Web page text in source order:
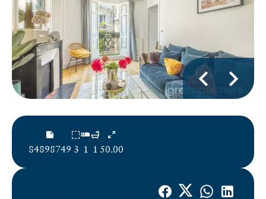
84898749 3 1 1 50.00